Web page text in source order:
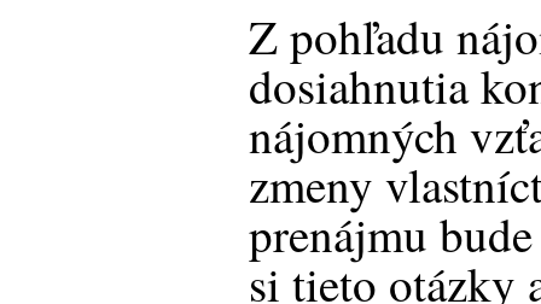
Z pohľadu
dosiahnutia
nájomných
zmeny
prenájmu
si tieto otázky